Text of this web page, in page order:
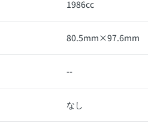
1986cc
80.5mm×97.6mm
--
なし